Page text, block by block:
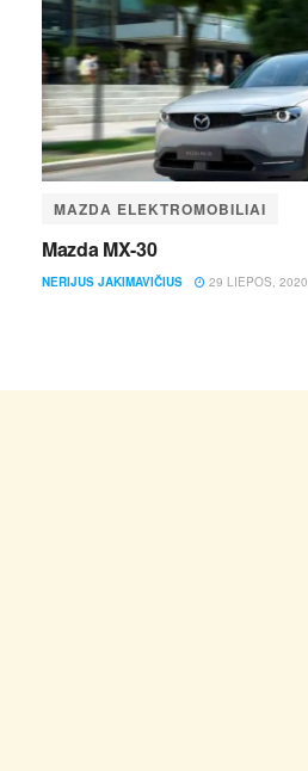
MAZDA ELEKTROMOBILIAI
Mazda MX-30
NERIJUS JAKIMAVIČIUS 29 LIEPOS, 2020